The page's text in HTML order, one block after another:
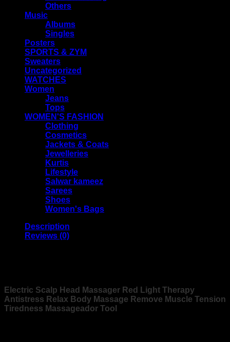
Others
Music
Albums
Singles
Posters
SPORTS & ZYM
Sweaters
Uncategorized
WATCHES
Women
Jeans
Tops
WOMEN'S FASHION
Clothing
Cosmetics
Jackets & Coats
Jewelleries
Kurtis
Lifestyle
Salwar kameez
Sarees
Shoes
Women's Bags
Description
Reviews (0)
Electric Scalp Head Massager Red Light Therapy
Antistress Relax Body Massage Remove Muscle Tension
Tiredness Massageador Tool